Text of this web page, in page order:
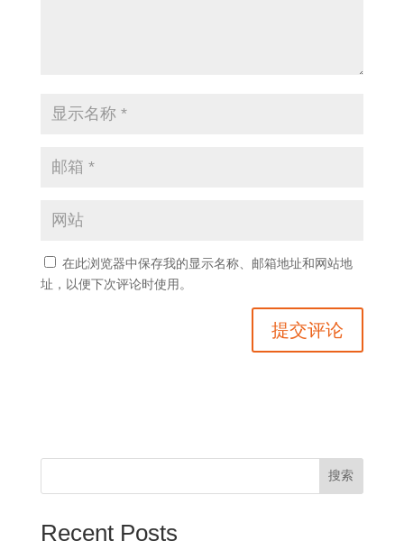
在此浏览器中保存我的显示名称、邮箱地址和网站地
址，以便下次评论时使用。
搜索
Recent Posts